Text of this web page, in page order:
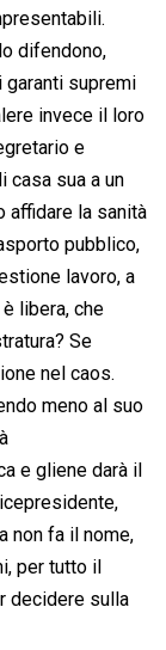
difendono,
supremi
invece il loro
e
casa sua a un
affidare la sanità
pubblico,
lavoro, a
è libera, che
Se
nel caos.
meno al suo
e gliene darà il
non fa il nome,
per tutto il
decidere sulla